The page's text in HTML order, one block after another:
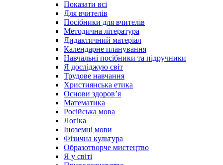
Показати всі
Для вчителів
Посібники для вчителів
Методична література
Дидактичний матеріал
Календарне планування
Навчальні посібники та підручники
Я досліджую світ
Трудове навчання
Християнська етика
Основи здоров’я
Математика
Російська мова
Логіка
Іноземні мови
Фізична культура
Образотворче мистецтво
Я у світі